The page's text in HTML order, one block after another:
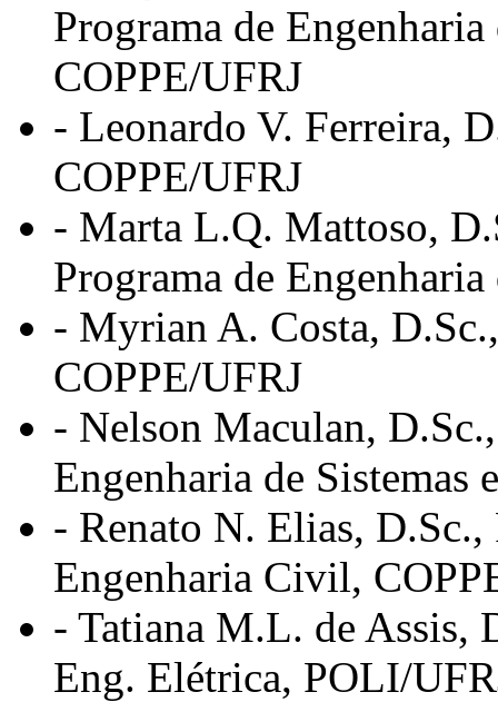
Programa de
COPPE/UFRJ
- Leonardo V. Ferreira,
COPPE/UFRJ
- Marta L.Q. Mattoso,
Programa de
- Myrian A. Costa,
COPPE/UFRJ
- Nelson Maculan,
Engenharia de
- Renato N. Elias,
Engenharia Civil,
- Tatiana M.L. de Assis,
Eng. Elétrica, POLI/